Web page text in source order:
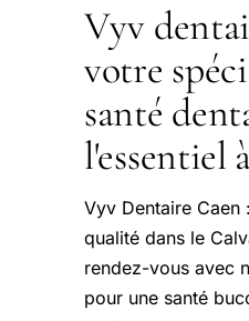
Vyv
votre
santé
l'essentiel
Vyv Dentaire Caen
qualité dans le
rendez-vous avec
pour une santé